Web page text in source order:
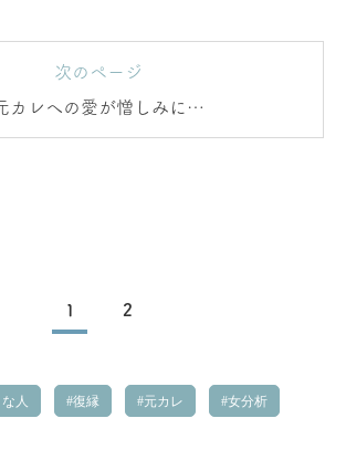
次のページ
カレへの愛が憎しみに…
1 2
人 復縁 元カレ 女分析